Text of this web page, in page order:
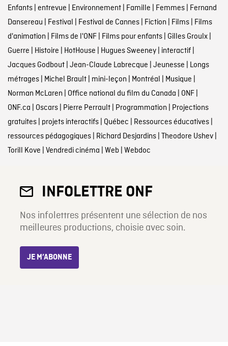
Enfants| entrevue | Environnement| Famille | Femmes| Fernand
Dansereau | Festival | Festival de Cannes| Fiction | Films| Films
d'animation | Films de l'ONF| Films pour enfants| Gilles Groulx|
Guerre | Histoire | HotHouse | Hugues Sweeney| interactif|
Jacques Godbout| Jean-Claude Labrecque | Jeunesse | Longs
métrages| Michel Brault| mini-leçon | Montréal | Musique |
Norman McLaren | Office national du film du Canada | ONF|
ONF.ca | Oscars| Pierre Perrault| Programmation | Projections
gratuites| projets interactifs| Québec | Ressources éducatives|
ressources pédagogiques| Richard Desjardins| Theodore Ushev|
Torill Kove | Vendredi cinéma | Web | Webdoc
INFOLETTRE ONF
Nos infolettres présentent une sélection de nos
meilleures productions, choisie avec soin.
JE M’ABONNE